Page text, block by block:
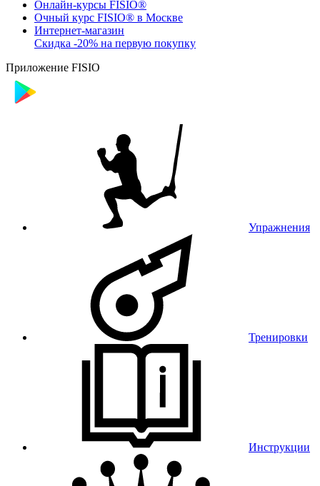
Онлайн-курсы FISIO®
Очный курс FISIO® в Москве
Интернет-магазин
Скидка -20% на первую покупку
Приложение FISIO
Упражнения
Тренировки
Инструкции